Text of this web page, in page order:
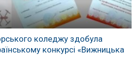
коледжу здобула
конкурсі «Вижницька